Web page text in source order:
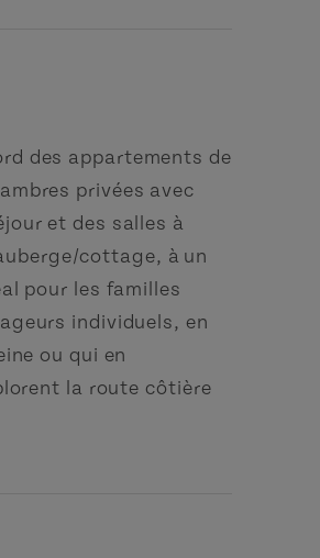
des appartements de
privées avec
et des salles à
cottage, à un
pour les familles
individuels, en
ou qui en
la route côtière